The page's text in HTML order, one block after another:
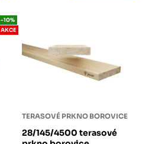
-10%
AKCE
TERASOVÉ PRKNO BOROVICE
28/145/4500 terasové